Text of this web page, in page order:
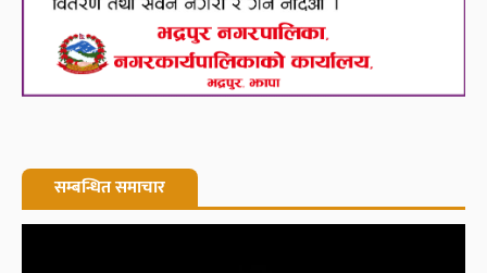
सम्बन्धित समाचार